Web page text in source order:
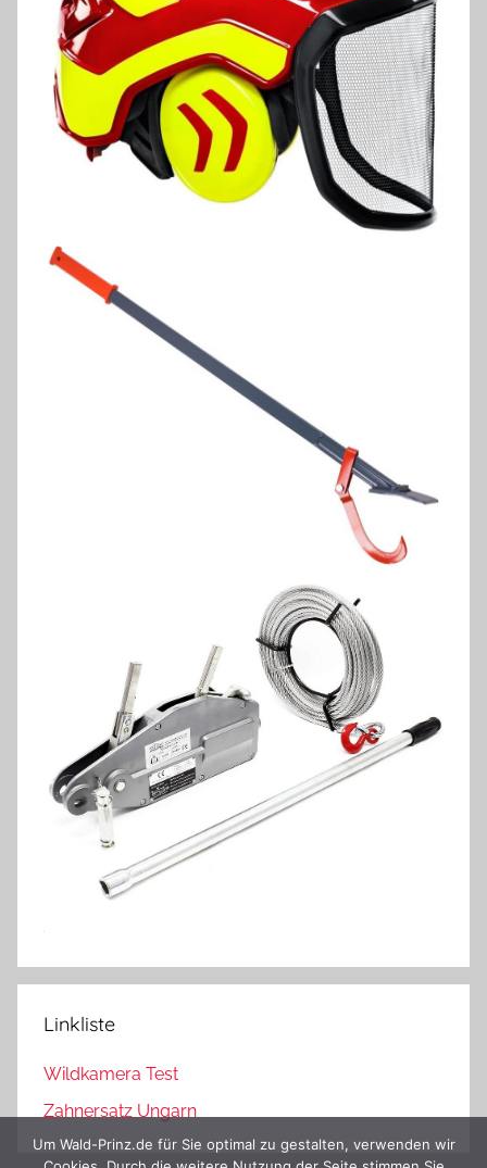
Linkliste
Wildkamera Test
Zahnersatz Ungarn
Um Wald-Prinz.de für Sie optimal zu gestalten, verwenden wir